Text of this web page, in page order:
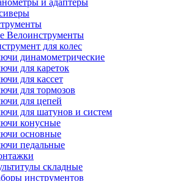
и адаптеры
Велоинструменты
для колес
динамометрические
для кареток
для кассет
для тормозов
для цепей
для шатунов и систем
конусные
основные
педальные
складные
инструментов